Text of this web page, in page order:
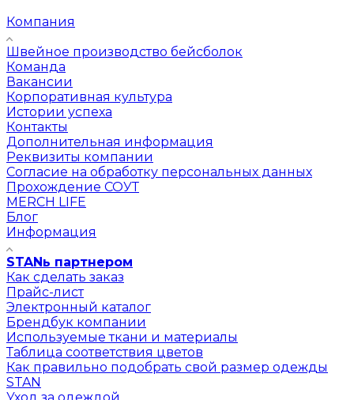
Компания
Швейное производство бейсболок
Команда
Вакансии
Корпоративная культура
Истории успеха
Контакты
Дополнительная информация
Реквизиты компании
Согласие на обработку персональных данных
Прохождение СОУТ
MERCH LIFE
Блог
Информация
STANь партнером
Как сделать заказ
Прайс-лист
Электронный каталог
Брендбук компании
Используемые ткани и материалы
Таблица соответствия цветов
Как правильно подобрать свой размер одежды
STAN